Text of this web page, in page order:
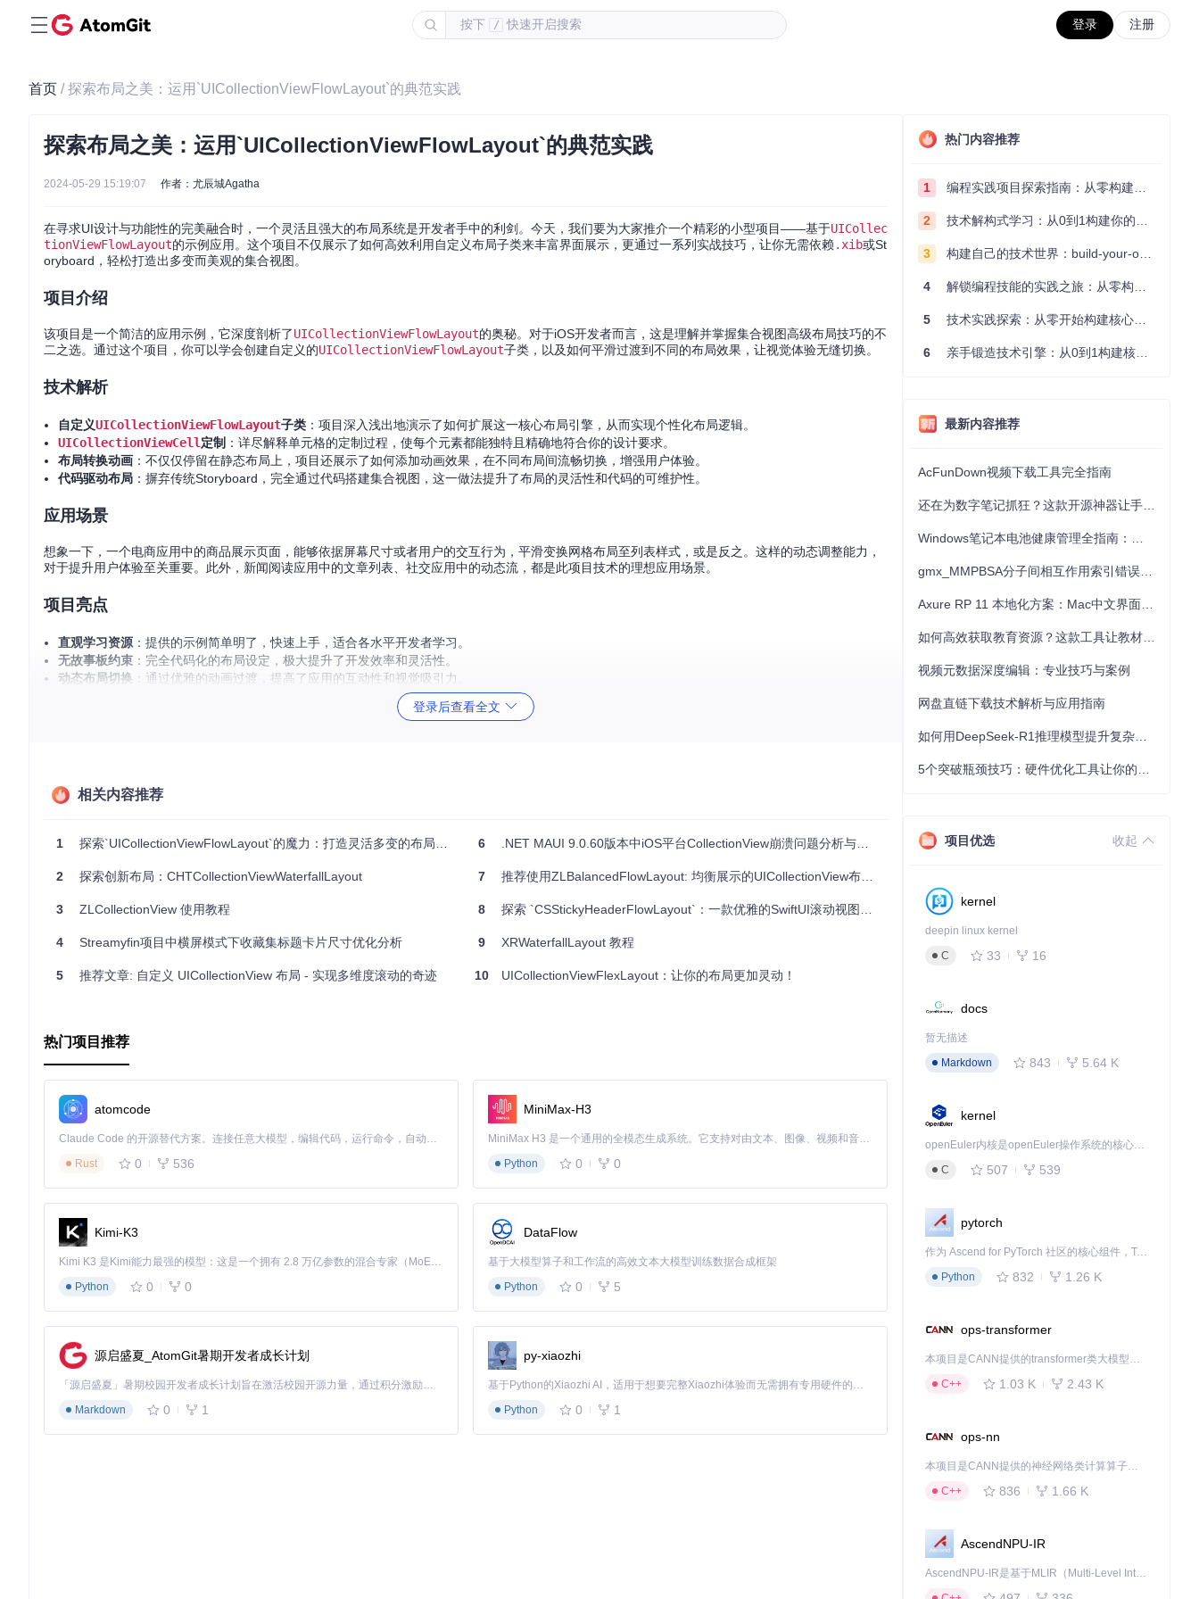
按下 / 快速开启搜索 登录 注册
首页 / 探索布局之美：运用`UICollectionViewFlowLayout`的典范实践
探索布局之美：运用`UICollectionViewFlowLayout`的典范实践
2024-05-29 15:19:07 作者：尤辰城Agatha
在寻求UI设计与功能性的完美融合时，一个灵活且强大的布局系统是开发者手中的利剑。今天，我们要为大家推介一个精彩的小型项目——基于UICollec
tionViewFlowLayout的示例应用。这个项目不仅展示了如何高效利用自定义布局子类来丰富界面展示，更通过一系列实战技巧，让你无需依赖 .xib或St
oryboard，轻松打造出多变而美观的集合视图。
项目介绍
该项目是一个简洁的应用示例，它深度剖析了UICollectionViewFlowLayout的奥秘。对于iOS开发者而言，这是理解并掌握集合视图高级布局技巧的不
二之选。通过这个项目，你可以学会创建自定义的UICollectionViewFlowLayout子类，以及如何平滑过渡到不同的布局效果，让视觉体验无缝切换。
技术解析
自定义UICollectionViewFlowLayout子类 ：项目深入浅出地演示了如何扩展这一核心布局引擎，从而实现个性化布局逻辑。
UICollectionViewCell 定制 ：详尽解释单元格的定制过程，使每个元素都能独特且精确地符合你的设计要求。
布局转换动画 ：不仅仅停留在静态布局上，项目还展示了如何添加动画效果，在不同布局间流畅切换，增强用户体验。
代码驱动布局 ：摒弃传统Storyboard，完全通过代码搭建集合视图，这一做法提升了布局的灵活性和代码的可维护性。
应用场景
想象一下，一个电商应用中的商品展示页面，能够依据屏幕尺寸或者用户的交互行为，平滑变换网格布局至列表样式，或是反之。这样的动态调整能力，
对于提升用户体验至关重要。此外，新闻阅读应用中的文章列表、社交应用中的动态流，都是此项目技术的理想应用场景。
项目亮点
直观学习资源 ：提供的示例简单明了，快速上手，适合各水平开发者学习。
无故事板约束 ：完全代码化的布局设定，极大提升了开发效率和灵活性。
动态布局切换 ：通过优雅的动画过渡，提高了应用的互动性和视觉吸引力。
：外部链接提供详细的技术博客支持，进一步深化理解。
感，它都值得一试。立即探索，并在你的下一个项目中融入这些强大的布局技巧吧！
登录后查看全文
相关内容推荐
1 探索`UICollectionViewFlowLayout`的魔力：打造灵活多变的布局体验
2 探索创新布局：CHTCollectionViewWaterfallLayout
3 ZLCollectionView 使用教程
4 Streamyfin项目中横屏模式下收藏集标题卡片尺寸优化分析
5 推荐文章: 自定义 UICollectionView 布局 - 实现多维度滚动的奇迹
6 .NET MAUI 9.0.60版本中iOS平台CollectionView崩溃问题分析与解决方案
7 推荐使用ZLBalancedFlowLayout: 均衡展示的UICollectionView布局方案
8 探索 `CSStickyHeaderFlowLayout`：一款优雅的SwiftUI滚动视图布局库
9 XRWaterfallLayout 教程
10 UICollectionViewFlexLayout：让你的布局更加灵动！
热门项目推荐
atomcode
Claude Code 的开源替代方案。连接任意大模型，编辑代码，运行命令，自动验证 — 全自动执行。用 Rust 构建，极致性能。 ｜ An open-source alternative to Claude Code. Connect any LLM, edit code, run commands, and verify changes — autonomously. Built in Rust for speed. Get Started
Rust
0 536
MiniMax-H3
MiniMax H3 是一个通用的全模态生成系统。它支持对由文本、图像、视频和音频组成的多模态上下文进行统一理解，并能生成分辨率高达 2K、时长可达 15 秒的带原生立体声音频的视频。得益于面向任务泛化的系统设计，H3 在预训练阶段就已具备广泛的多模态上下文理解与生成能力，能够出色地执行复杂的多模态指令。
Python
0 0
Kimi-K3
Kimi K3 是Kimi能力最强的模型：这是一个拥有 2.8 万亿参数的混合专家（MoE）模型，具备原生视觉理解能力，并支持 100 万 token 的上下文窗口。
Python
0 0
DataFlow
基于大模型算子和工作流的高效文本大模型训练数据合成框架
Python
0 5
源启盛夏_AtomGit暑期开发者成长计划
「源启盛夏」暑期校园开发者成长计划旨在激活校园开源力量，通过积分激励、认证扶持、资源倾斜等形式，引导高校组织和开发者完成「入驻 — 建项目 — 做贡献 — 获认证 — 得资源」的完整闭环。无论你是想带领社团入驻平台的组织者，还是希望用代码贡献证明自己的开发者，都能在这里找到属于你的成长路径。
Markdown
0 1
py-xiaozhi
基于Python的Xiaozhi AI，适用于想要完整Xiaozhi体验而无需拥有专用硬件的用户。
Python
0 1
热门内容推荐
1 编程实践项目探索指南：从零构建技术能力体系
2 技术解构式学习：从0到1构建你的编程知识体系
3 构建自己的技术世界：build-your-own-x项目的实践探索指南
4 解锁编程技能的实践之旅：从零构建你的技术世界
5 技术实践探索：从零开始构建核心系统的实践指南
6 亲手锻造技术引擎：从0到1构建核心系统的实践指南
最新内容推荐
AcFunDown视频下载工具完全指南
视频元数据深度编辑：专业技巧与案例
网盘直链下载技术解析与应用指南
项目优选 收起
kernel
deepin linux kernel
C
33 16
docs
暂无描述
Markdown
843 5.64 K
kernel
openEuler内核是openEuler操作系统的核心，既是系统性能与稳定性的基石，也是连接处理器、设备与服务的桥梁。
C
507 539
pytorch
作为 Ascend for PyTorch 社区的核心组件，TorchNPU 是昇腾专为 PyTorch 打造的深度学习适配插件，使 PyTorch 框架能够直接调用昇腾 NPU，为开发者提供昇腾 AI 处理器的超强算力。
Python
832 1.26 K
ops-transformer
本项目是CANN提供的transformer类大模型算子库，实现网络在NPU上加速计算。
C++
1.03 K 2.43 K
ops-nn
本项目是CANN提供的神经网络类计算算子库，实现网络在NPU上加速计算。
C++
836 1.66 K
AscendNPU-IR
AscendNPU-IR是基于MLIR（Multi-Level Intermediate Representation）构建的，面向昇腾亲和算子编译时使用的中间表示，提供昇腾完备表达能力，通过编译优化提升昇腾AI处理器计算效率，支持通过生态框架使能昇腾AI处理器与深度调优